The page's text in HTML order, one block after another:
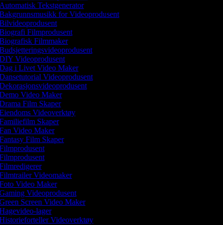
Tekstgenerator
for Videoprodusent
Filmprodusent
Filmmaker
Videoprodusent
i Livet Video Maker
Videoprodusent
Video Maker
Film Skaper
Videoverktøy
Skaper
Video Maker
Film Skaper
Videomaker
Video Maker
Videoprodusent
Screen Video Maker
lager
Videoverktøy